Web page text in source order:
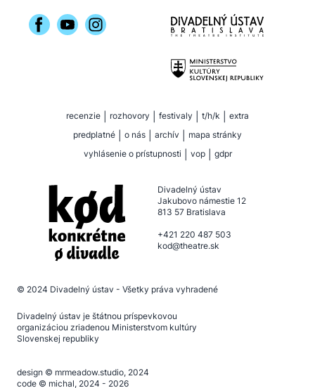
recenzie rozhovory festivaly t/h/k
extra
predplatné
o nás archív
mapa stránky
vyhlásenie o prístupnosti
vop gdpr
Divadelný ústav
Jakubovo námestie 12
813 57 Bratislava
+421 220 487 503
kod@theatre.sk
© 2024 Divadelný ústav - Všetky práva vyhradené
Divadelný ústav je štátnou príspevkovou
organizáciou zriadenou Ministerstvom kultúry
Slovenskej republiky
design © mrmeadow.studio, 2024
code © michal, 2024 - 2026